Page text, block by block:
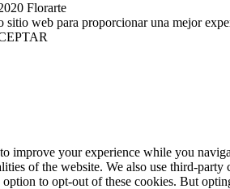
Florarte
sitio web para proporcionar una mejor
improve your experience while you
of the website. We also use third-
option to opt-out of these cookies. But